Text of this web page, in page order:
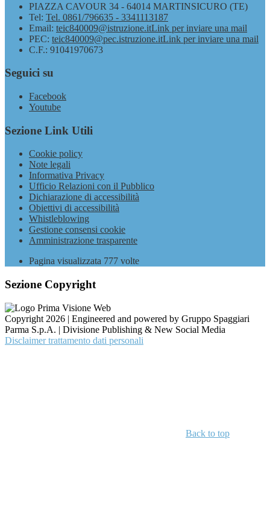
PIAZZA CAVOUR 34 - 64014 MARTINSICURO (TE)
Tel: Tel. 0861/796635 - 3341113187
Email: teic840009@istruzione.itLink per inviare una mail
PEC: teic840009@pec.istruzione.itLink per inviare una mail
C.F.: 91041970673
Seguici su
Facebook
Youtube
Sezione Link Utili
Cookie policy
Note legali
Informativa Privacy
Ufficio Relazioni con il Pubblico
Dichiarazione di accessibilità
Obiettivi di accessibilità
Whistleblowing
Gestione consensi cookie
Amministrazione trasparente
Pagina visualizzata 777 volte
Sezione Copyright
Copyright 2026 | Engineered and powered by Gruppo Spaggiari
Parma S.p.A. | Divisione Publishing & New Social Media
Disclaimer trattamento dati personali
Back to top